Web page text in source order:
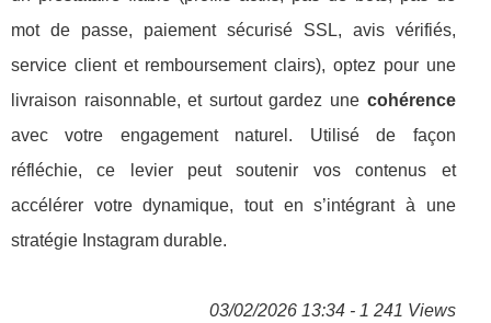
mot de passe, paiement sécurisé SSL, avis vérifiés,
service client et remboursement clairs), optez pour une
livraison raisonnable, et surtout gardez une cohérence
avec votre engagement naturel. Utilisé de façon
réfléchie, ce levier peut soutenir vos contenus et
accélérer votre dynamique, tout en s’intégrant à une
stratégie Instagram durable.
03/02/2026 13:34 - 1 241 Views